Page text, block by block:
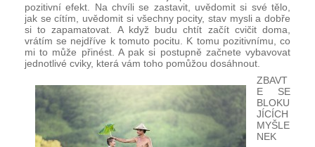
pozitivní efekt. Na chvíli se zastavit, uvědomit si své tělo,
jak se cítím, uvědomit si všechny pocity, stav mysli a dobře
si to zapamatovat. A když budu chtít začít cvičit doma,
vrátím se nejdříve k tomuto pocitu. K tomu pozitivnímu, co
mi to může přinést. A pak si postupně začnete vybavovat
jednotlivé cviky, která vám toho pomůžou dosáhnout.
ZBAVT
E SE
BLOKU
JÍCÍCH
MYŠLE
NEK